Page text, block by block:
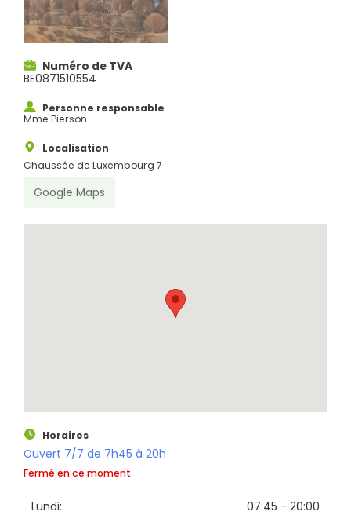
Numéro de TVA
BE0871510554
Personne responsable
Mme Pierson
Localisation
Chaussée de Luxembourg 7
Google Maps
Horaires
Ouvert 7/7 de 7h45 à 20h
Fermé en ce moment
Lundi:
07:45 - 20:00